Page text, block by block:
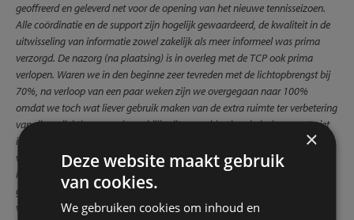
Mijn SportStroom
geoffreerd en geleverd net voor de opening van het nieuwe tennisseizoen.
Alle coördinatie en de support zijn hogelijk gewaardeerd, de kwaliteit in de
uitwisseling van informatie zowel zakelijk als meer informeel was prima
verzorgd. De nazorg (na plaatsing) is in overleg met de TCP ook prima
verlopen. Waren we in den beginne zeer tevreden met de lichtopbrengst bij
70%, na verloop van een paar weken zijn we overgegaan naar 100%
omdat we toch wat liever gebruik maken van de extra ruimte ter verbetering
van die verlichting – overigens blijkt dit een subjectieve beleving, want niet
iedereen vond het nodig, maar we hebben er voor gekozen om het
voorlopig zo te laten. Al met al is iedereen happy met deze mega-
investering, waarbij zuiniger en dus “groener” een belangrijke reden is
geweest. Conclusie: we zijn op dit moment zeer tevreden over onze nieuwe
verlichting en bedanken SportStroom voor de uitstekende service,
×
Deze website maakt gebruik
van cookies.
We gebruiken cookies om inhoud en